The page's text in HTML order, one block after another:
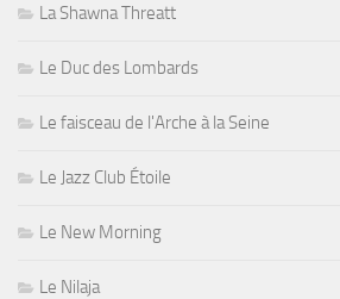
La Shawna Threatt
Le Duc des Lombards
Le faisceau de l'Arche à la Seine
Le Jazz Club Étoile
Le New Morning
Le Nilaja